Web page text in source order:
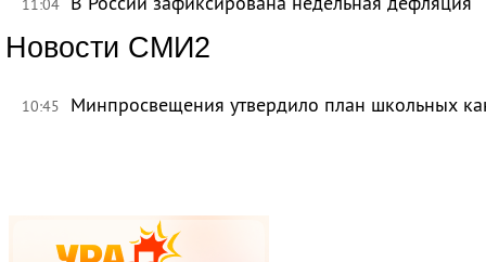
Новости СМИ2
10:45 Минпросвещения утвердило план школьных